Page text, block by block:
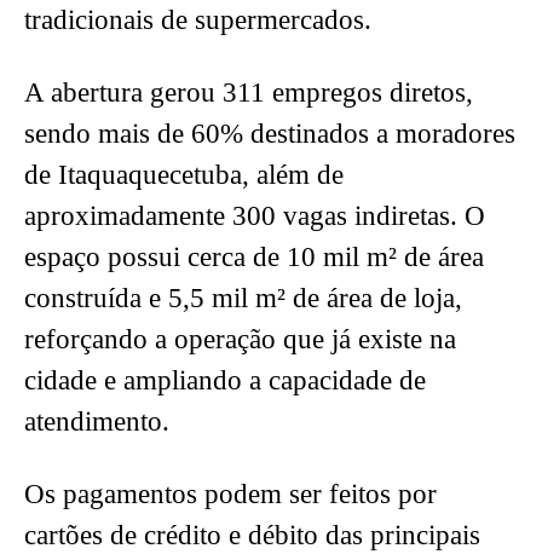
tradicionais de supermercados.
A abertura gerou 311 empregos diretos,
sendo mais de 60% destinados a moradores
de Itaquaquecetuba, além de
aproximadamente 300 vagas indiretas. O
espaço possui cerca de 10 mil m² de área
construída e 5,5 mil m² de área de loja,
reforçando a operação que já existe na
cidade e ampliando a capacidade de
atendimento.
Os pagamentos podem ser feitos por
cartões de crédito e débito das principais